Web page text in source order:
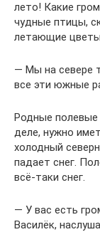
лето! Какие
чудные птицы,
летающие
— Мы на севере
все эти южные
Родные полевые
деле, нужно
холодный
падает снег.
всё-таки снег.
— У вас есть
Василёк,